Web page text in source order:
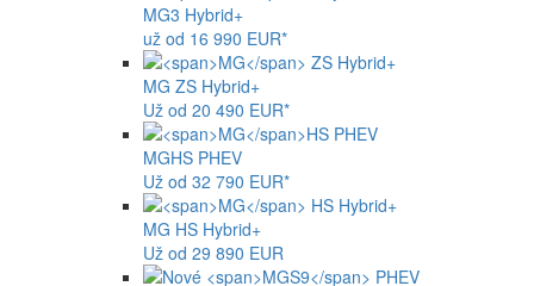
MG3 Hybrid+
už od 16 990 EUR*
MG ZS Hybrid+
Už od 20 490 EUR*
MGHS PHEV
Už od 32 790 EUR*
MG HS Hybrid+
Už od 29 890 EUR